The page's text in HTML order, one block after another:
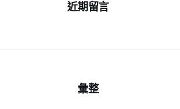
近期留言
彙整